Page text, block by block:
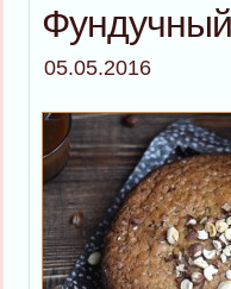
05.05.2016